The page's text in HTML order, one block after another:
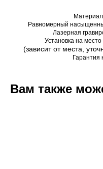
Равномерный
Лазерная
Установка на
(зависит от места,
Гарантия
Вам также